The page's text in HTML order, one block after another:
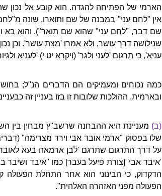
הארמי של הפתיחה להגדה. הוא קובע אל נכון
אין "לחם עני" במבנה של שם ותוארו, שונה
שם דבר, "לחם עני" שהוא שם תואר"). והוא בא
שנילושה דרך עושר, ולא אמרו 'מצת עושר'. וכן
עניא', כי תרגום 'לעני ולגר' (ויקרא יט י) 'לעניא
כמה נכוחים ומעמיקים הם הדברים הנ"ל;
ובארמית, ההולכות שלובות זו בזו בעניין זה
(ב) מעניינת היא ההבחנה שרשב"ץ מבחין בין
שלו בפסוק "ארמי אובד אבי וירד מצרימה"
על דרך התרגום שתרגם 'לבן ארמאה בעא
'איבד אבי' [צורת פיעל בעבר] כמו "איבד ושיבר
הדקדוק, כי הבינוני הוא אחר התחלת הפעולה
הפעולה מפני האזהרה האלהית".